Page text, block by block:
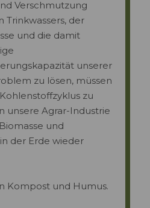
Verschmutzung
Trinkwassers, der
und die damit
unserer
zu lösen, müssen
zu
unsere Agrar-Industrie
und
der Erde wieder
Kompost und Humus.